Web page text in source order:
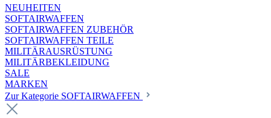
NEUHEITEN
SOFTAIRWAFFEN
SOFTAIRWAFFEN ZUBEHÖR
SOFTAIRWAFFEN TEILE
MILITÄRAUSRÜSTUNG
MILITÄRBEKLEIDUNG
SALE
MARKEN
Zur Kategorie SOFTAIRWAFFEN